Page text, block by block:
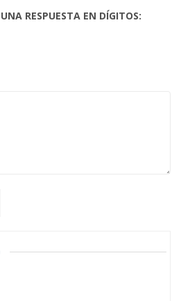
RESPUESTA EN DÍGITOS: